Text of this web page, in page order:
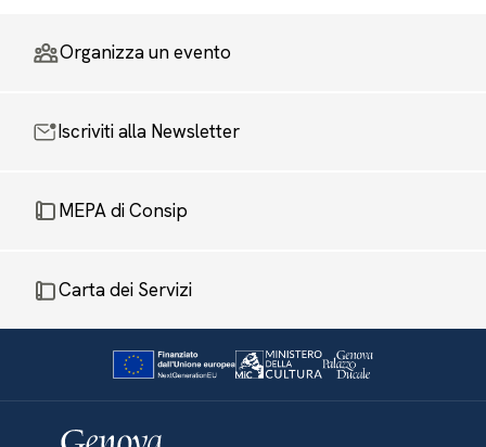
Organizza un evento
Iscriviti alla Newsletter
MEPA di Consip
Carta dei Servizi